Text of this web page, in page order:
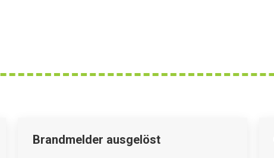
Brandmelder ausgelöst